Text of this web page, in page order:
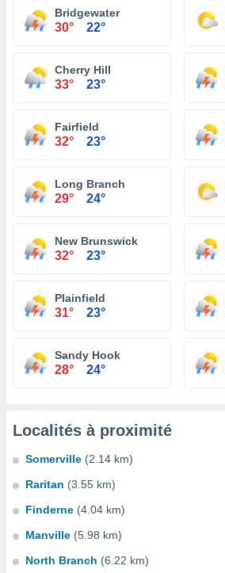
Bridgewater
30° 22°
Cherry Hill
33° 23°
Fairfield
32° 23°
Long Branch
29° 24°
New Brunswick
32° 23°
Plainfield
31° 23°
Sandy Hook
28° 24°
Localités à proximité
Somerville (2.14 km)
Raritan (3.55 km)
Finderne (4.04 km)
Manville (5.98 km)
North Branch (6.22 km)